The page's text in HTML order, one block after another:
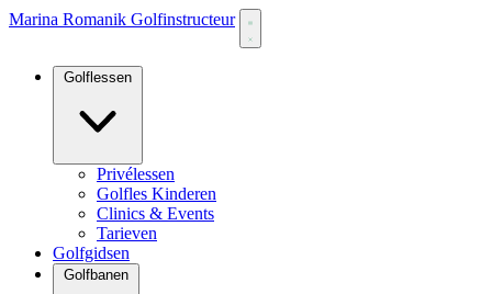
Marina Romanik Golfinstructeur
Privélessen
Golfles Kinderen
Clinics & Events
Tarieven
Golfgidsen